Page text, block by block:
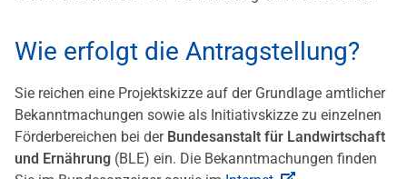
Wie erfolgt die Antragstellung?
Sie reichen eine Projektskizze auf der Grundlage amtlicher
Bekanntmachungen sowie als Initiativskizze zu einzelnen
Förderbereichen bei der Bundesanstalt für Landwirtschaft
und Ernährung (BLE) ein. Die Bekanntmachungen finden